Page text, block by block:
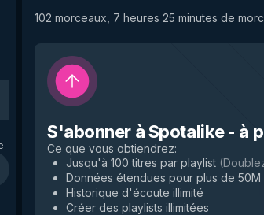
102 morceaux, 7 heures 25 minutes de
S'abonner à Spotalike- à
Ce que vous obtiendrez:
Jusqu'à 100 titres par playlist (
Données étendues pour plus de 50M
Historique d'écoute illimité
Créer des playlists illimitées